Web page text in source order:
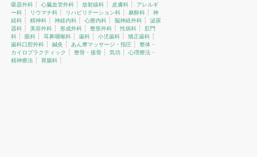
吸器外科
心臓血管外科 放射線科 皮膚科
アレルギ
ー科
リウマチ科 リハビリテーション科 麻酔科
神
経科
精神科 神経内科 心療内科 脳神経外科
泌尿
器科
美容外科 形成外科 整形外科 性病科
肛門
科
眼科 耳鼻咽喉科 歯科 小児歯科
矯正歯科
歯科口腔外科
鍼灸 あん摩マッサージ・指圧
整体・
カイロプラクティック
整骨・接骨 気功
心理療法・
精神療法
胃腸科